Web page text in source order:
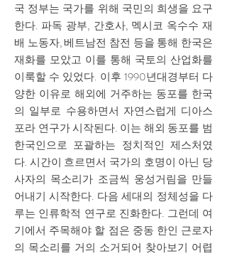
국 정부는 국가를 위해 국민의 희생을 요구
한다. 파독 광부, 간호사, 멕시코 옥수수 재
배 노동자, 베트남전 참전 등을 통해 한국은
재화를 모았고 이를 통해 국토의 산업화를
이룩할 수 있었다. 이후 1990년대경부터 다
양한 이유로 해외에 거주하는 동포를 한국
의 일부로 수용하면서 자연스럽게 디아스
포라 연구가 시작된다. 이는 해외 동포를 범
한국인으로 포괄하는 정치적인 제스처였
다. 시간이 흐르면서 국가의 호명이 아닌 당
사자의 목소리가 조금씩 웅성거림을 만들
어내기 시작한다. 다음 세대의 정체성을 다
루는 인류학적 연구로 진화한다. 그런데 여
기에서 주목해야 할 점은 중동 한인 근로자
의 목소리를 거의 소거되어 찾아보기 어렵